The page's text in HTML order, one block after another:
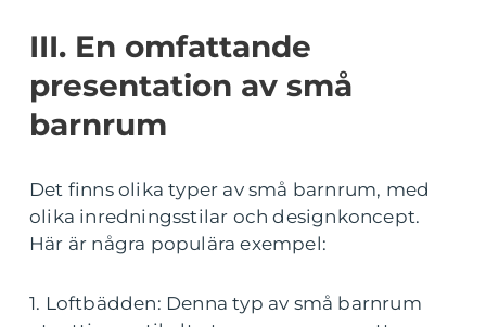
III. En omfattande
presentation av små
barnrum
Det finns olika typer av små barnrum, med
olika inredningsstilar och designkoncept.
Här är några populära exempel:
1. Loftbädden: Denna typ av små barnrum